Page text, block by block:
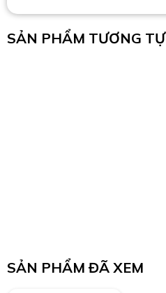
SẢN PHẨM TƯƠNG TỰ
SẢN PHẨM ĐÃ XEM